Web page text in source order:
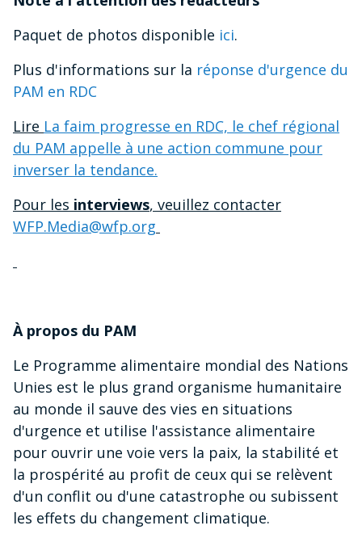
Paquet de photos disponible ici.
Plus d'informations sur la réponse d'urgence du
PAM en RDC
Lire La faim progresse en RDC, le chef régional
du PAM appelle à une action commune pour
inverser la tendance.
Pour les interviews, veuillez contacter
WFP.Media@wfp.org
À propos du PAM
Le Programme alimentaire mondial des Nations
Unies est le plus grand organisme humanitaire
au monde il sauve des vies en situations
d'urgence et utilise l'assistance alimentaire
pour ouvrir une voie vers la paix, la stabilité et
la prospérité au profit de ceux qui se relèvent
d'un conflit ou d'une catastrophe ou subissent
les effets du changement climatique.